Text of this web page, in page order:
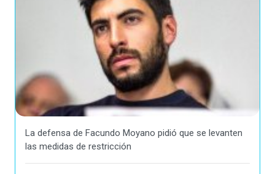
La defensa de Facundo Moyano pidió que se levanten
las medidas de restricción